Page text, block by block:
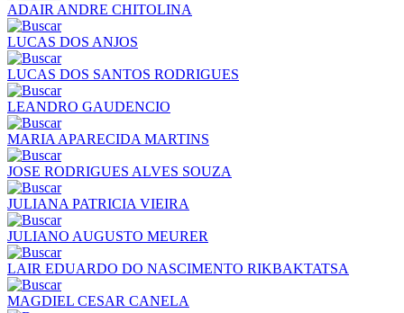
ADAIR ANDRE CHITOLINA
LUCAS DOS ANJOS
LUCAS DOS SANTOS RODRIGUES
LEANDRO GAUDENCIO
MARIA APARECIDA MARTINS
JOSE RODRIGUES ALVES SOUZA
JULIANA PATRICIA VIEIRA
JULIANO AUGUSTO MEURER
LAIR EDUARDO DO NASCIMENTO RIKBAKTATSA
MAGDIEL CESAR CANELA